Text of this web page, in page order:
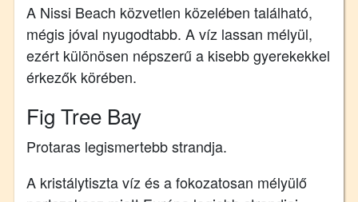
A Nissi Beach közvetlen közelében található,
mégis jóval nyugodtabb. A víz lassan mélyül,
ezért különösen népszerű a kisebb gyerekekkel
érkezők körében.
Fig Tree Bay
Protaras legismertebb strandja.
A kristálytiszta víz és a fokozatosan mélyülő